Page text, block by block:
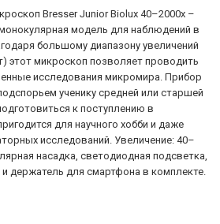
Bresser Junior Biolux 40–2000x –
модель для наблюдений в
большому диапазону увеличений
этот микроскоп позволяет проводить
исследования микромира. Прибор
ученику средней или старшей
к поступлению в
для научного хобби и даже
исследований. Увеличение: 40–
насадка, светодиодная подсветка,
держатель для смартфона в комплекте.